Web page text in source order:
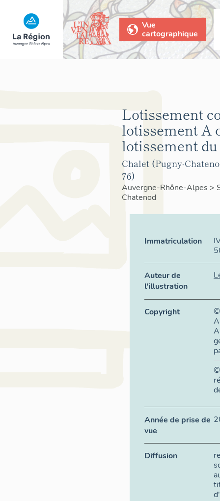
Vue
cartographique
Lotissement
lotissement A
lotissement
Chalet (Pugny-
76)
Auvergne-Rhône-Alpes >
Chatenod
Immatriculation
Auteur de
l'illustration
Copyright
©
Année de prise de
vue
Diffusion